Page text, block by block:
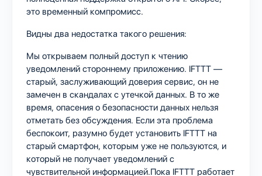
это временный компромисс.
Видны два недостатка такого решения:
Мы открываем полный доступ к чтению
уведомлений стороннему приложению. IFTTT —
старый, заслуживающий доверия сервис, он не
замечен в скандалах с утечкой данных. В то же
время, опасения о безопасности данных нельзя
отметать без обсуждения. Если эта проблема
беспокоит, разумно будет установить IFTTT на
старый смартфон, которым уже не пользуются, и
который не получает уведомлений с
чувствительной информацией.Пока IFTTT работает